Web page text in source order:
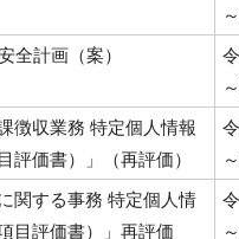
全計画（案）
徴収業務 特定個人情報
評価書）」（再評価）
関する事務 特定個人情
目評価書）」再評価